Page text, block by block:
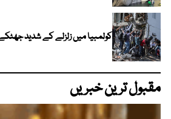
کولمبیا میں زلزلے کے شدید جھٹکے، 111 افراد
مقبول ترین خبریں